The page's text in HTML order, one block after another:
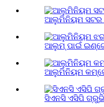
ଆଲୁମିନିୟମ ସଟର
ଆଲୁମ୍ ପାଇଁ
ଆଲୁମିନିୟମ
ସିଏନସି ଏସିପି